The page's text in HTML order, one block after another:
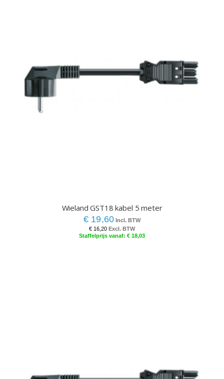
Wieland GST18 kabel 5 meter
€ 19,60
€ 16,20
€ 18,03